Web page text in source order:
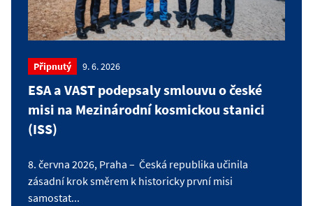
Připnutý 9. 6. 2026
ESA a VAST podepsaly smlouvu o české
misi na Mezinárodní kosmickou stanici
(ISS)
8. června 2026, Praha – Česká republika učinila
zásadní krok směrem k historicky první misi
samostat...